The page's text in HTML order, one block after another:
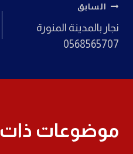
تصفّح
المقالات
السابق
نجار بالمدينة المنورة
0568565707
موضوعات